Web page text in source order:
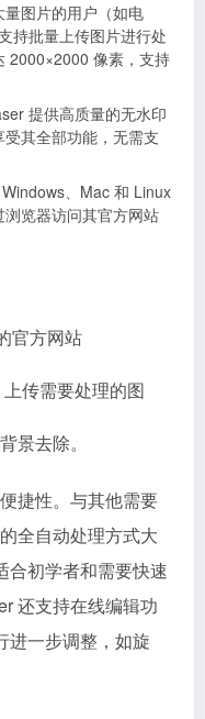
图片的用户（如电
持批量上传图片进行处
2000×2000 像素，支持
提供高质量的无水印
其全部功能，无需支
、Mac 和 Linux
览器访问其官方网站
官方网站
上传需要处理的图
景去除。
捷性。与其他需要
全自动处理方式大
合初学者和需要快速
还支持在线编辑功
进一步调整，如旋